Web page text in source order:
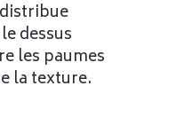
dessus
les paumes
la texture.